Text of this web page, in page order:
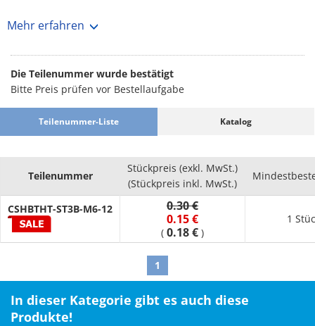
Größen 4 - 70 (mm). Die Oberfläche gibt es unter anderem in
den folgenden Ausführungen: Verzinnt, Brüniert, Chromatiert
(III-wertig), Glänzend Verchromt, Chromatiert. Die
Linsenkopfschrauben in unserem Onlineshop sind in
übergeordneten Kategorie finden Sie mehr Produkte passend
für Ihre Anwendung.
Mehr erfahren
Die Teilenummer wurde bestätigt
Bitte Preis prüfen vor Bestellaufgabe
Teilenummer-Liste Katalog
Teilenummer
Stückpreis (exkl. MwSt.)
(Stückpreis inkl. MwSt.)
CSHBTHT-ST3B-M6-12
0.30 €
0.15 €
( 0.18 € )
1
1
In dieser Kategorie gibt es auch diese
Produkte!